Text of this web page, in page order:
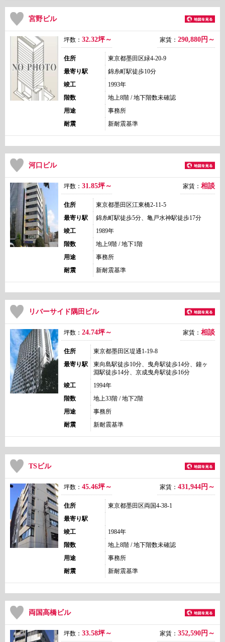
宮野ビル
坪数： 32.32坪～ 家賃： 290,880 円～
住所
東京都墨田区緑4-20-9
最寄り駅
錦糸町駅徒歩10分
竣工
1993年
階数
地上8階 / 地下階数未確認
用途
事務所
耐震
新耐震基準
河口ビル
坪数： 31.85坪～ 家賃： 相談
住所
東京都墨田区江東橋2-11-5
最寄り駅
錦糸町駅徒歩5分、亀戸水神駅徒歩17分
竣工
1989年
階数
地上9階 / 地下1階
用途
事務所
耐震
新耐震基準
リバーサイド隅田ビル
坪数： 24.74坪～ 家賃： 相談
住所
東京都墨田区堤通1-19-8
最寄り駅
東向島駅徒歩10分、曳舟駅徒歩14分、鐘ヶ
淵駅徒歩14分、京成曳舟駅徒歩16分
竣工
1994年
階数
地上33階 / 地下2階
用途
事務所
耐震
新耐震基準
TSビル
坪数： 45.46坪～ 家賃： 431,944 円～
住所
東京都墨田区両国4-38-1
最寄り駅
竣工
1984年
階数
地上8階 / 地下階数未確認
用途
事務所
耐震
新耐震基準
両国高橋ビル
坪数： 33.58坪～ 家賃： 352,590 円～